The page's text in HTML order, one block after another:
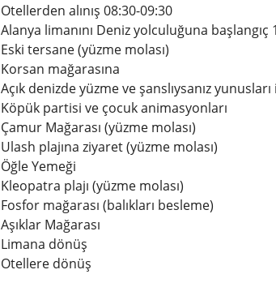
Otellerden alınış 08:30-09:30
Alanya limanını Deniz yolculuğuna başlangıç
Eski tersane (yüzme molası)
Korsan mağarasına
Açık denizde yüzme ve şanslıysanız
Köpük partisi ve çocuk animasyonları
Çamur Mağarası (yüzme molası)
Ulash plajına ziyaret (yüzme molası)
Öğle Yemeği
Kleopatra plajı (yüzme molası)
Fosfor mağarası (balıkları besleme)
Aşıklar Mağarası
Limana dönüş
Otellere dönüş